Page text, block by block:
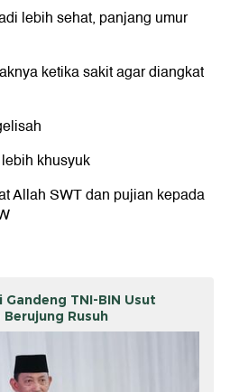
lebih sehat, panjang umur
ketika sakit agar diangkat
khusyuk
Allah SWT dan pujian kepada
TNI-BIN Usut
Rusuh